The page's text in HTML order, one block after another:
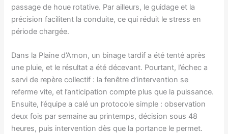
passage de houe rotative. Par ailleurs, le guidage et la
précision facilitent la conduite, ce qui réduit le stress en
période chargée.
Dans la Plaine d’Arnon, un binage tardif a été tenté après
une pluie, et le résultat a été décevant. Pourtant, l’échec a
servi de repère collectif : la fenêtre d’intervention se
referme vite, et l’anticipation compte plus que la puissance.
Ensuite, l’équipe a calé un protocole simple : observation
deux fois par semaine au printemps, décision sous 48
heures, puis intervention dès que la portance le permet.